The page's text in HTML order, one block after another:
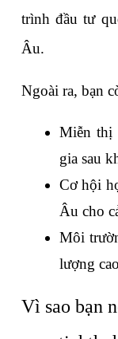
trình đầu tư
Âu.
Ngoài ra, bạn
Miễn thị
gia sau
Cơ hội
Âu cho
Môi
lượng
Vì sao bạn